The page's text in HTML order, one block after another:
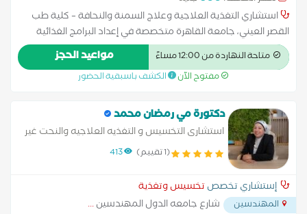
استشاري التغذية العلاجية وعلاج السمنة والنحافة – كلية طب
القصر العيني، جامعة القاهرة متخصصة في إعداد البرامج الغذائية
العلاجية للحالات المرضية المختلفة خبرة في التغذية العلاجية
للحالات المزمنة والمعقدة خبرة في متابعة الحالات المرتبطة
بالأمراض المزمنة والتغذية السريرية متخصصة في تصميم برامج
تعديل السلوك الغذائي للأفراد والأسرة لتحقيق نتائج مستدامة
متاحة النهاردة من 12:00 مساءً مواعيد الحجز
مفتوح الآن الكشف باسبقية الحضور
دكتورة مي رمضان محمد
استشارى التخسيس و التغذيه العلاجيه والنحت غير
الجراحى
(1 تقييم) 413
إستشاري تخصص تخسيس وتغذية
المهندسين شارع جامعه الدول المهندسين...